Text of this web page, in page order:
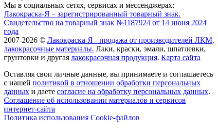
Мы в социальных сетях, сервисах и мессенджерах:
Лакокраска-Я – зарегистрированный товарный знак.
Свидетельство на товарный знак №1187924 от 14 июня 2024
года
2007-2026 © Лакокраска-Я - продажа от производителей ЛКМ,
лакокрасочные материалы. Лаки, краски, эмали, шпатлевки,
грунтовки и другая лакокрасочная продукция. Карта сайта
Оставляя свои личные данные, вы принимаете и соглашаетесь
с нашей политикой в отношении обработки персональных
данных и даете cогласие на обработку персональных данных.
Соглашение об использовании материалов и сервисов
интернет-сайта
Политика использования Cookie-файлов